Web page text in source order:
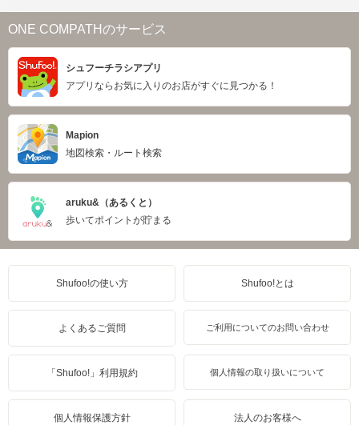
ONE COMPATHのサービス
シュフーチラシアプリ
アプリならお気に入りのお店がすぐに見つかる！
Mapion
地図検索・ルート検索
aruku&（あるくと）
歩いてポイントが貯まる
Shufoo!の使い方 Shufoo!とは
よくあるご質問 ご利用についてのお問い合わせ
「Shufoo!」利用規約 個人情報の取り扱いについて
個人情報保護方針 法人のお客様へ